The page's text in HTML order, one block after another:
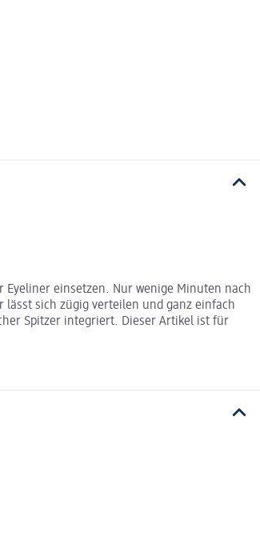
Eyeliner einsetzen. Nur wenige Minuten nach
sich zügig verteilen und ganz einfach
Spitzer integriert. Dieser Artikel ist für